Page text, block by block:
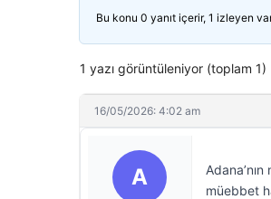
Bu konu 0 yanıt içerir, 1 izleyen
1 yazı görüntüleniyor (toplam 1)
16/05/2026: 4:02 am
A
müebbet